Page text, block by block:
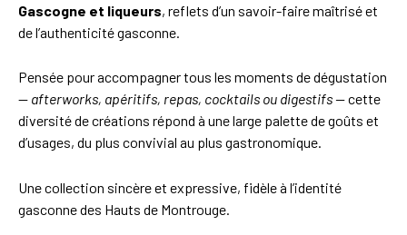
Gascogne et liqueurs, reflets d’un savoir-faire maîtrisé et
de l’authenticité gasconne.
Pensée pour accompagner tous les moments de dégustation
— afterworks, apéritifs, repas, cocktails ou digestifs —cette
diversité de créations répond à une large palette de goûts et
d’usages, du plus convivial au plus gastronomique.
Une collection sincère et expressive, fidèle à l’identité
gasconne des Hauts de Montrouge.